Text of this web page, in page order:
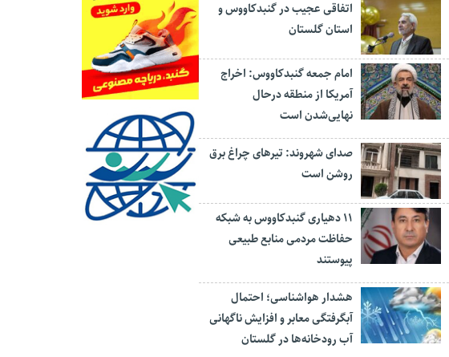
اتفاقی عجیب در‌ گنبدکاووس و
استان گلستان
امام جمعه گنبدکاووس: اخراج
آمریکا از منطقه درحال
نهایی‌شدن است
صدای شهروند: تیرهای چراغ برق
روشن است
۱۱ دهیاری گنبدکاووس به شبکه
حفاظت مردمی منابع طبیعی
پیوستند
هشدار هواشناسی؛ احتمال
آبگرفتگی معابر و افزایش ناگهانی
آب رودخانه‌ها در گلستان